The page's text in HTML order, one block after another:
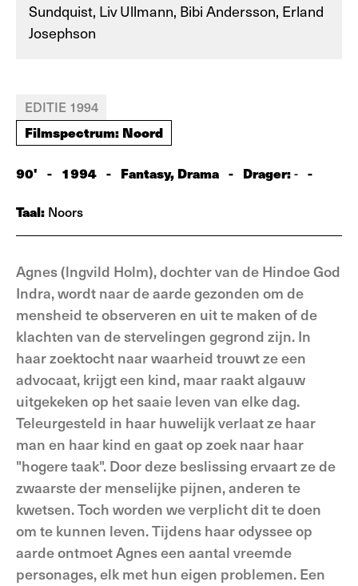
Sundquist, Liv Ullmann, Bibi Andersson, Erland
Josephson
EDITIE 1994
Filmspectrum: Noord
90' - 1994 - Fantasy, Drama - Drager:- -
Taal: Noors
Agnes (lngvild Holm), dochter van de Hindoe God
Indra, wordt naar de aarde gezonden om de
mensheid te observeren en uit te maken of de
klachten van de stervelingen gegrond zijn. In
haar zoektocht naar waarheid trouwt ze een
advocaat, krijgt een kind, maar raakt algauw
uitgekeken op het saaie leven van elke dag.
Teleurgesteld in haar huwelijk verlaat ze haar
man en haar kind en gaat op zoek naar haar
"hogere taak". Door deze beslissing ervaart ze de
zwaarste der menselijke pijnen, anderen te
kwetsen. Toch worden we verplicht dit te doen
om te kunnen leven. Tijdens haar odyssee op
aarde ontmoet Agnes een aantal vreemde
personages, elk met hun eigen problemen. Een